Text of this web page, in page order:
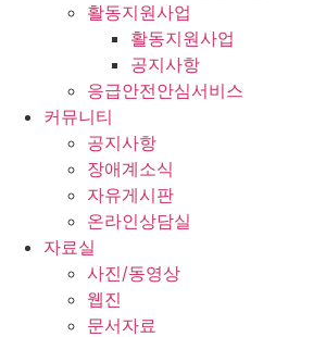
활동지원사업
활동지원사업
공지사항
응급안전안심서비스
커뮤니티
공지사항
장애계소식
자유게시판
온라인상담실
자료실
사진/동영상
웹진
문서자료